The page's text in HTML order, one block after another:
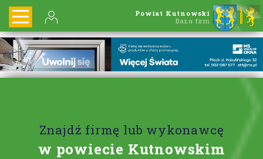
Powiat Kutnowski
Baza firm
Znajdź firmę lub wykonawcę
w powiecie Kutnowskim